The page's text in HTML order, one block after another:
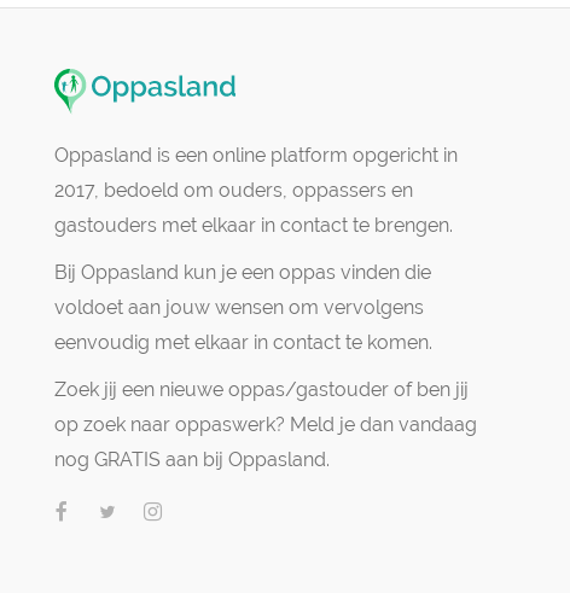
Oppasland is een online platform opgericht in
2017, bedoeld om ouders, oppassers en
gastouders met elkaar in contact te brengen.
Bij Oppasland kun je een oppas vinden die
voldoet aan jouw wensen om vervolgens
eenvoudig met elkaar in contact te komen.
Zoek jij een nieuwe oppas/gastouder of ben jij
op zoek naar oppaswerk? Meld je dan vandaag
nog GRATIS aan bij Oppasland.